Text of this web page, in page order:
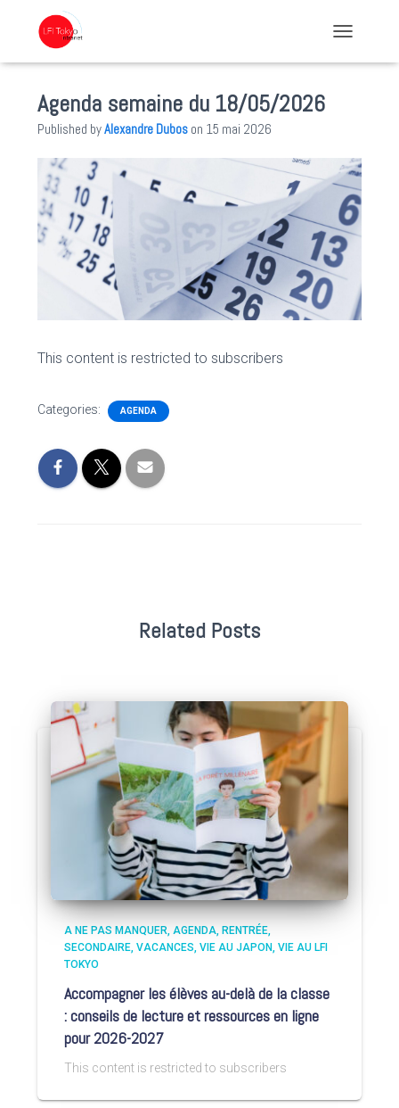
Agenda semaine du 18/05/2026
Published byAlexandre Dubos on 15 mai 2026
This content is restricted to subscribers
Categories: AGENDA
Related Posts
A NE PAS MANQUER AGENDA RENTRÉE
SECONDAIRE VACANCES VIE AU JAPON VIE AU LFI
TOKYO
Accompagner les élèves au-delà de la classe
: conseils de lecture et ressources en ligne
pour 2026-2027
This content is restricted to subscribers